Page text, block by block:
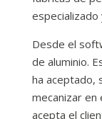
especializado
Desde el
de aluminio.
ha aceptado,
mecanizar en
acepta el